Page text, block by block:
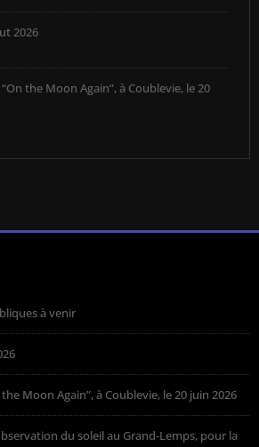
2026
the Moon Again”, à Coublevie, le 20
à venir
Moon Again”, à Coublevie, le 20 juin 2026
du soleil au Grand-Lemps, pour la